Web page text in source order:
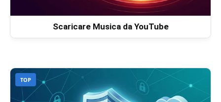
Scaricare Musica da YouTube
TOP